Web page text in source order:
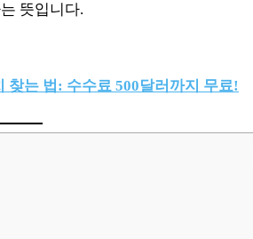
뜻입니다.
찾는 법: 수수료 500달러까지 무료!